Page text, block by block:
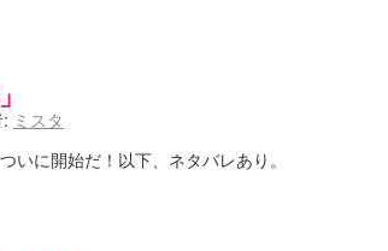
ミスタ
いに開始だ！以下、ネタバレあり。